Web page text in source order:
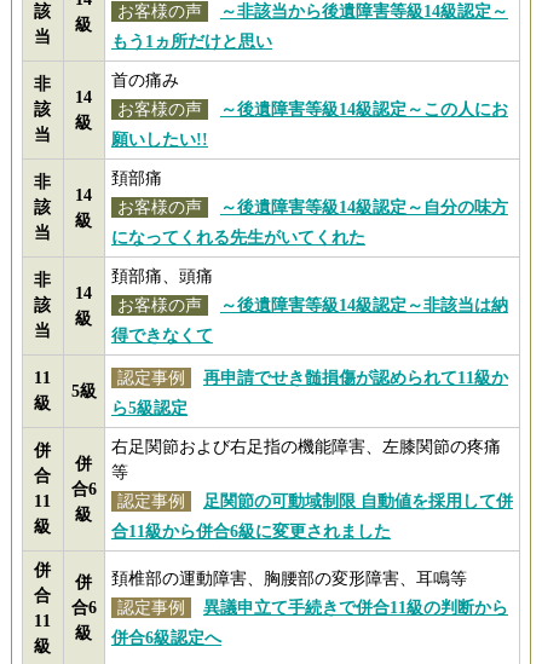
該
当
級
お客様の声
～非該当から後遺障害等級14級認定～
もう1ヵ所だけと思い
非
該
当
14
級
首の痛み
お客様の声
～後遺障害等級14級認定～この人にお
願いしたい!!
非
該
当
14
級
頚部痛
お客様の声
～後遺障害等級14級認定～自分の味方
になってくれる先生がいてくれた
非
該
当
14
級
頚部痛、頭痛
お客様の声
～後遺障害等級14級認定～非該当は納
得できなくて
11
級
5級
認定事例
再申請でせき髄損傷が認められて11級か
ら5級認定
併
合
11
級
併
合6
級
右足関節および右足指の機能障害、左膝関節の疼痛
等
認定事例
足関節の可動域制限 自動値を採用して併
合11級から併合6級に変更されました
併
合
11
級
併
合6
級
頚椎部の運動障害、胸腰部の変形障害、耳鳴等
認定事例
異議申立て手続きで併合11級の判断から
併合6級認定へ